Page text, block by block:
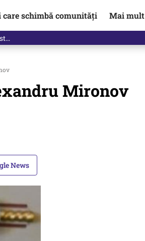
care schimbă comunități Mai mult
Mironov
News